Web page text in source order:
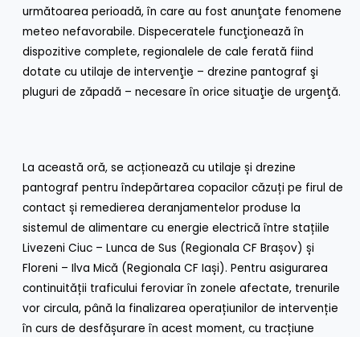
următoarea perioadă, în care au fost anunţate fenomene
meteo nefavorabile. Dispeceratele funcţionează în
dispozitive complete, regionalele de cale ferată fiind
dotate cu utilaje de intervenţie – drezine pantograf şi
pluguri de zăpadă – necesare în orice situaţie de urgenţă.
La această oră, se acționează cu utilaje și drezine
pantograf pentru îndepărtarea copacilor căzuți pe firul de
contact și remedierea deranjamentelor produse la
sistemul de alimentare cu energie electrică între stațiile
Livezeni Ciuc – Lunca de Sus (Regionala CF Brașov) și
Floreni – Ilva Mică (Regionala CF Iași). Pentru asigurarea
continuității traficului feroviar în zonele afectate, trenurile
vor circula, până la finalizarea operațiunilor de intervenție
în curs de desfășurare în acest moment, cu tracțiune